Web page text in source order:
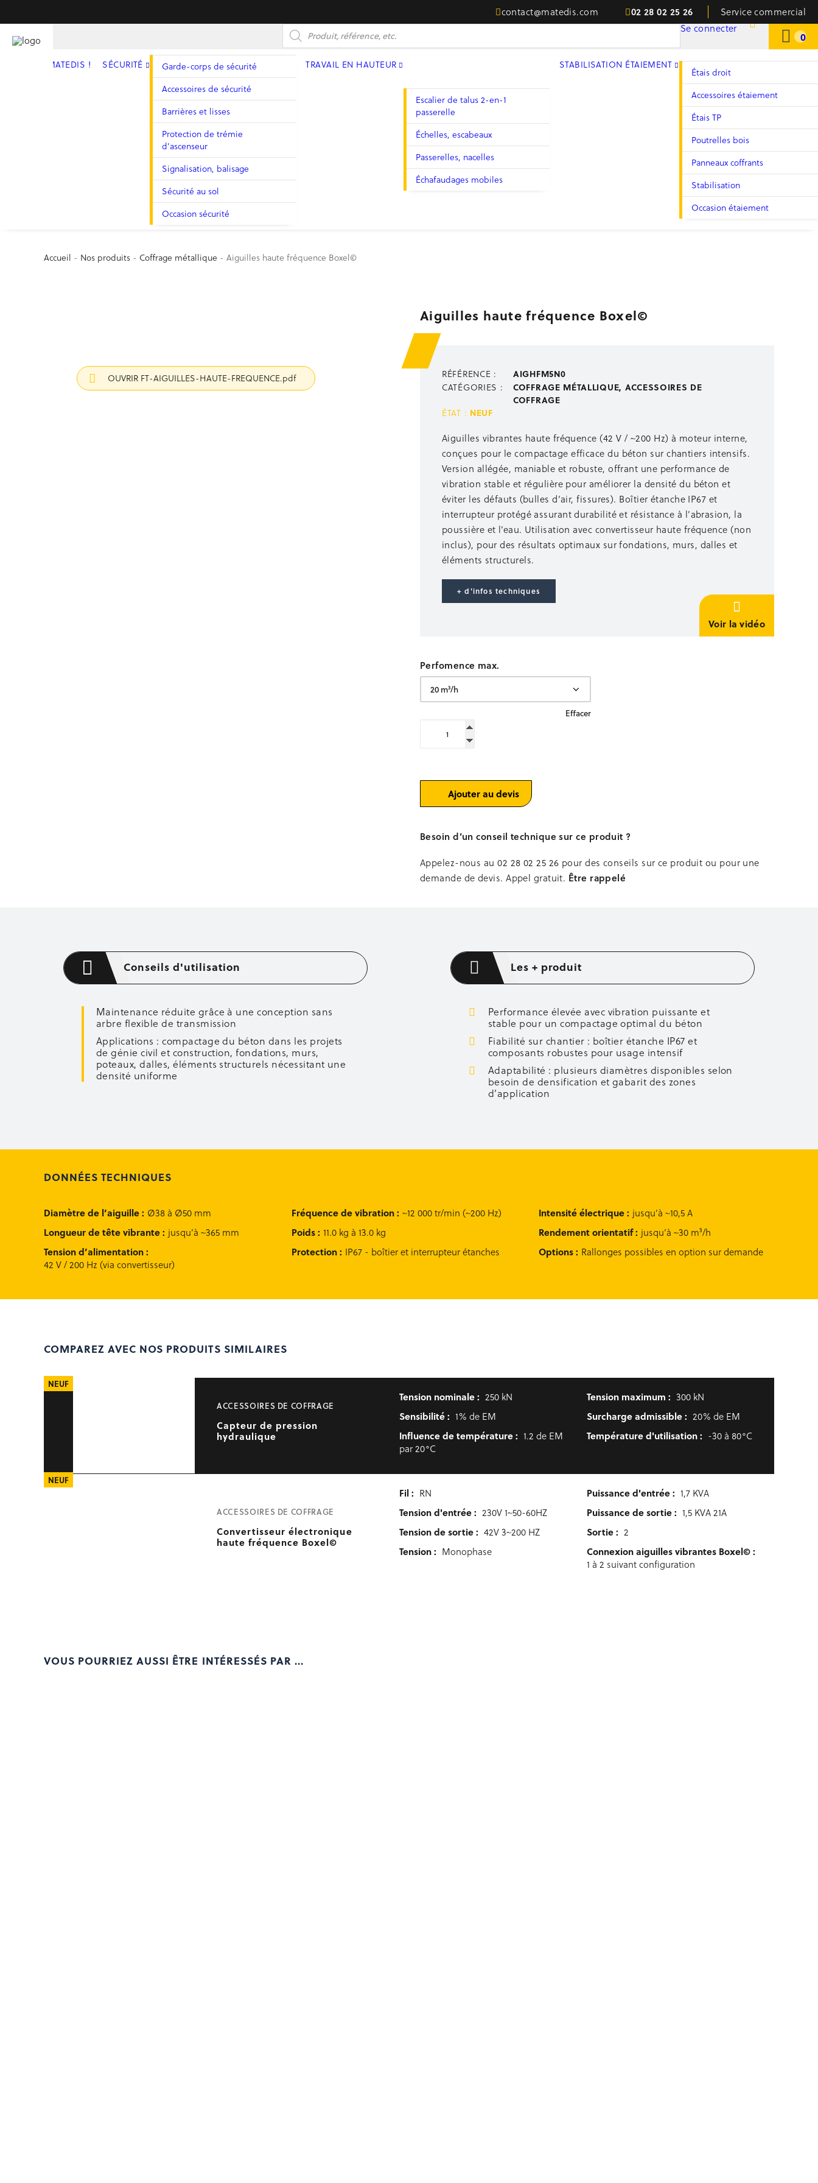
contact@matedis.com 02 28 02 25 26 Service commercial
YELO® BY MATEDIS ! SÉCURITÉ
Garde-corps de sécurité
Accessoires de sécurité
Barrières et lisses
Protection de trémie
d’ascenseur
Signalisation, balisage
Sécurité au sol
Occasion sécurité
TRAVAIL EN HAUTEUR
Escalier de talus 2-en-1
passerelle
Échelles, escabeaux
Passerelles, nacelles
Échafaudages mobiles
STABILISATION ÉTAIEMENT
Étais droit
Accessoires étaiement
Étais TP
Poutrelles bois
Panneaux coffrants
Stabilisation
Occasion étaiement
Recherche de produits Se connecter
0
Accueil - Nos produits - Coffrage métallique - Aiguilles haute fréquence Boxel©
OUVRIR FT-AIGUILLES-HAUTE-FREQUENCE.pdf
Aiguilles haute fréquence Boxel©
RÉFÉRENCE :
AIGHFM5N0
CATÉGORIES :
COFFRAGE MÉTALLIQUE, ACCESSOIRES DE
COFFRAGE
ÉTAT : NEUF
Aiguilles vibrantes haute fréquence (42 V / ~200 Hz) à moteur interne,
conçues pour le compactage efficace du béton sur chantiers intensifs.
Version allégée, maniable et robuste, offrant une performance de
vibration stable et régulière pour améliorer la densité du béton et
éviter les défauts (bulles d’air, fissures). Boîtier étanche IP67 et
interrupteur protégé assurant durabilité et résistance à l’abrasion, la
poussière et l’eau. Utilisation avec convertisseur haute fréquence (non
inclus), pour des résultats optimaux sur fondations, murs, dalles et
éléments structurels.
+ d'infos techniques
Voir la vidéo
Perfomence max.
Effacer
Boxel©
Ajouter au devis
Besoin d’un conseil technique sur ce produit ?
Appelez-nous au02 28 02 25 26 pour des conseils sur ce produit ou pour une
demande de devis. Appel gratuit. Être rappelé
Conseils d'utilisation
Maintenance réduite grâce à une conception sans
arbre flexible de transmission
Applications : compactage du béton dans les projets
de génie civil et construction, fondations, murs,
poteaux, dalles, éléments structurels nécessitant une
densité uniforme
Les + produit
Performance élevée avec vibration puissante et
stable pour un compactage optimal du béton
Fiabilité sur chantier : boîtier étanche IP67 et
composants robustes pour usage intensif
Adaptabilité : plusieurs diamètres disponibles selon
besoin de densification et gabarit des zones
d’application
DONNÉES TECHNIQUES
Diamètre de l’aiguille: Ø38 à Ø50 mm Fréquence de vibration: ~12 000 tr/min (~200 Hz) Intensité électrique: jusqu’à ~10,5 A
Longueur de tête vibrante: jusqu’à ~365 mm Poids: 11.0 kg à 13.0 kg Rendement orientatif: jusqu’à ~30 m³/h
Tension d’alimentation:
42 V / 200 Hz (via convertisseur)
Protection: IP67 - boîtier et interrupteur étanches Options: Rallonges possibles en option sur demande
COMPAREZ AVEC NOS PRODUITS SIMILAIRES
NEUF
ACCESSOIRES DE COFFRAGE
Capteur de pression
hydraulique
Tension nominale : 250 kN Tension maximum : 300 kN
Sensibilité : 1% de EM Surcharge admissible : 20% de EM
Influence de température : 1.2 de EM
par 20°C
Température d'utilisation : -30 à 80°C
NEUF
ACCESSOIRES DE COFFRAGE
Convertisseur électronique
haute fréquence Boxel©
Fil : RN Puissance d'entrée : 1,7 KVA
Tension d'entrée : 230V 1~50-60HZ Puissance de sortie : 1,5 KVA 21A
Tension de sortie : 42V 3~200 HZ Sortie : 2
Tension : Monophase Connexion aiguilles vibrantes Boxel© :
1 à 2 suivant configuration
VOUS POURRIEZ AUSSI ÊTRE INTÉRESSÉS PAR ...